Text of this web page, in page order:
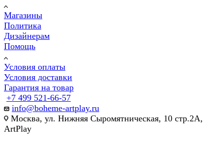
Магазины
Политика
Дизайнерам
Помощь
Условия оплаты
Условия доставки
Гарантия на товар
+7 499 521-66-57
info@boheme-artplay.ru
Москва, ул. Нижняя Сыромятническая, 10 стр.2А,
ArtPlay